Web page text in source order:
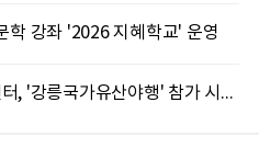
학 강좌 '2026 지혜학교' 운영
가톨릭관동대 인문도시사업센터, '강릉국가유산야행' 참가 시민 15명 모집